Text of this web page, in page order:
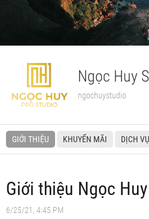
Ngọc Huy
ngochuystudio
GIỚI THIỆU KHUYẾN MÃI DỊCH VỤ
Giới thiệu Ngọc
6/25/21, 4:45 PM